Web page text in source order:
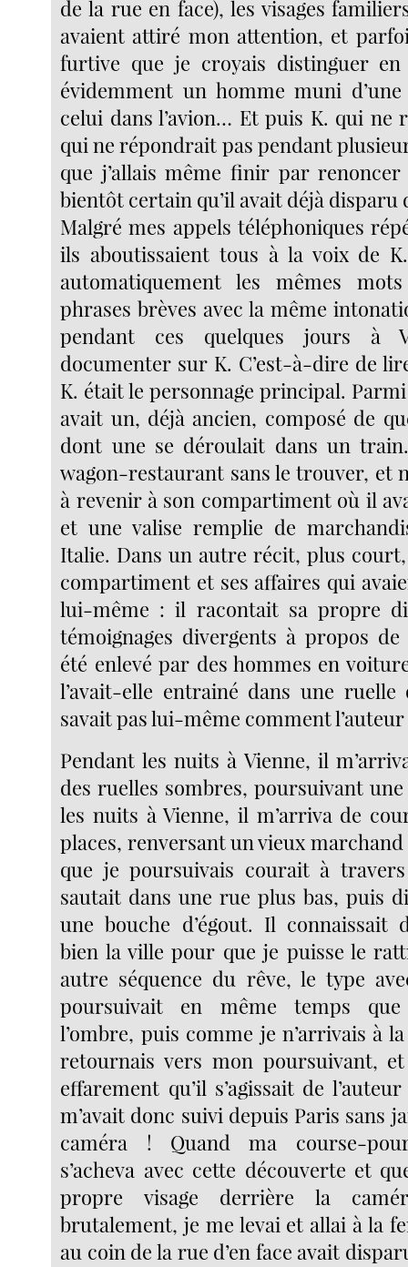
de la rue en face), les visages
avaient attiré mon attention, et
furtive que je croyais distinguer
évidemment un homme muni
celui dans l’avion… Et puis K. qui ne
qui ne répondrait pas pendant
que j’allais même finir par
bientôt certain qu’il avait déjà disparu
Malgré mes appels téléphoniques
ils aboutissaient tous à la voix de
automatiquement les mêmes
phrases brèves avec la même
pendant ces quelques jours à
documenter sur K. C’est-à-dire de
K. était le personnage principal.
avait un, déjà ancien, composé de
dont une se déroulait dans un
wagon-restaurant sans le trouver, et
à revenir à son compartiment où il
et une valise remplie de
Italie. Dans un autre récit, plus court,
compartiment et ses affaires qui
lui-même : il racontait sa propre
témoignages divergents à propos
été enlevé par des hommes en
l’avait-elle entrainé dans une ruelle
savait pas lui-même comment
Pendant les nuits à Vienne, il
des ruelles sombres, poursuivant
les nuits à Vienne, il m’arriva de
places, renversant un vieux
que je poursuivais courait à
sautait dans une rue plus bas, puis
une bouche d’égout. Il connaissait
bien la ville pour que je puisse le
autre séquence du rêve, le type
poursuivait en même temps
l’ombre, puis comme je n’arrivais à
retournais vers mon poursuivant,
effarement qu’il s’agissait de
m’avait donc suivi depuis Paris sans
caméra ! Quand ma course-
s’acheva avec cette découverte et
propre visage derrière la
brutalement, je me levai et allai à la
au coin de la rue d’en face avait